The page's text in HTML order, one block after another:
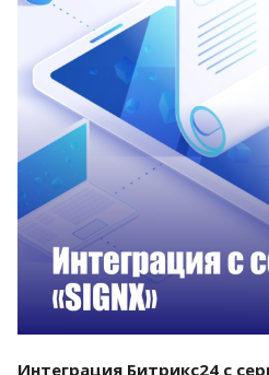
Смотреть
Интеграция Битрикс24 с